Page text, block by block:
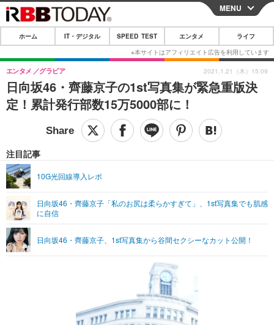
CLOSE
ホーム
IT・デジタル
IT・デジタルTOP スマートフォン
ショッピング その他
SPEED TEST
エンタメTOP 映画・ドラマ
グラビア
ショッピング その他
ライフTOP
その他
リリース一覧
MENU
ホーム IT・デジタル SPEED TEST エンタメ ライフ
日向坂46・齊藤京子の1st写真集が緊急重版決
定！累計発行部数15万5000部に！
エンタメ グラビア
注目記事
10G光回線導入レポ
日向坂46・齊藤京子「私のお尻は柔らかすぎて」、1st写真集でも肌感
に自信
日向坂46・齊藤京子、1st写真集から谷間セクシーなカット公開！
2021.1.21（木）15:09